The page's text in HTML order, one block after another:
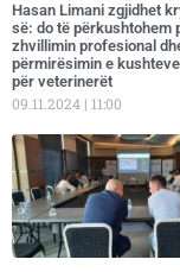
Hasan Limani zgjidhet
së: do të përkushtohem
zhvillimin profesional
përmirësimin e
për veterinerët
09.11.2024 11:00